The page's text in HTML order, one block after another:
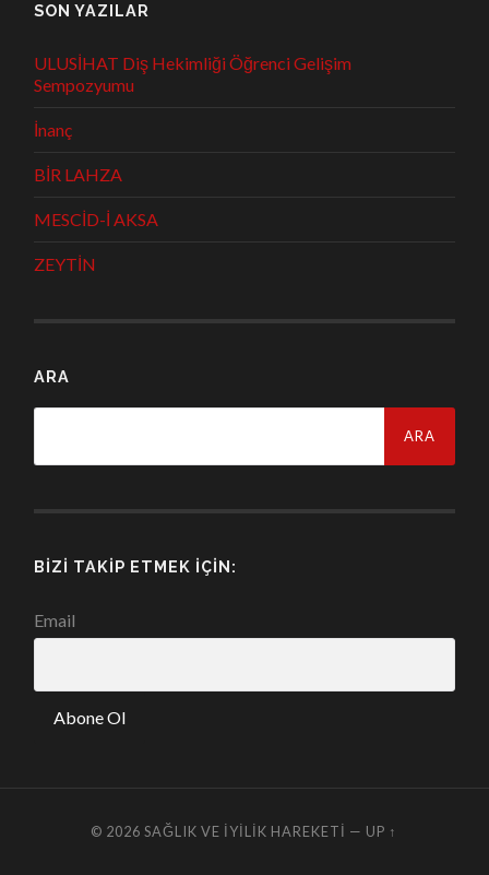
SON YAZILAR
ULUSİHAT Diş Hekimliği Öğrenci Gelişim
Sempozyumu
İnanç
BİR LAHZA
MESCİD-İ AKSA
ZEYTİN
ARA
BIZI TAKIP ETMEK İÇIN:
Email
© 2026SAĞLIK VE İYILIK HAREKETI — UP ↑